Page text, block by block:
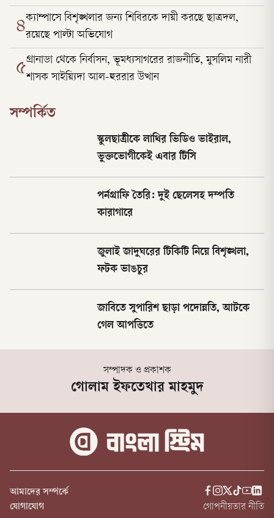
৪ক্যাম্পাসে বিশৃঙ্খলার জন্য শিবিরকে দায়ী করছে ছাত্রদল,
রয়েছে পাল্টা অভিযোগ
৫গ্রানাডা থেকে নির্বাসন, ভূমধ্যসাগরের রাজনীতি, মুসলিম নারী
শাসক সাইয়্যিদা আল-হুররার উত্থান
সম্পর্কিত
স্কুলছাত্রীকে লাথির ভিডিও ভাইরাল,
ভুক্তভোগীকেই এবার টিসি
পর্নগ্রাফি তৈরি: দুই ছেলেসহ দম্পতি
কারাগারে
জুলাই জাদুঘরের টিকিটি নিয়ে বিশৃঙ্খলা,
ফটক ভাঙচুর
জাবিতে সুপারিশ ছাড়া পদোন্নতি, আটকে
গেল আপত্তিতে
সম্পাদক ও প্রকাশক
গোলাম ইফতেখার মাহমুদ
গোপনীয়তার নীতি
আমাদের সম্পর্কে
যোগাযোগ